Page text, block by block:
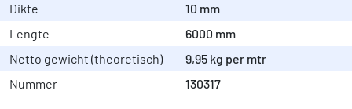
Dikte
10 mm
Lengte
6000 mm
Netto gewicht (theoretisch)
9,95 kg per mtr
Nummer
130317